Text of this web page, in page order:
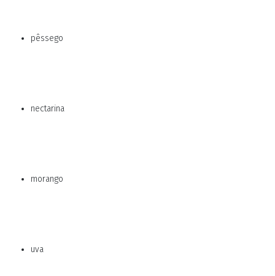
pêssego
nectarina
morango
uva